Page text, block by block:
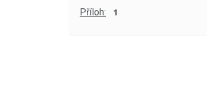
Příloh: 1